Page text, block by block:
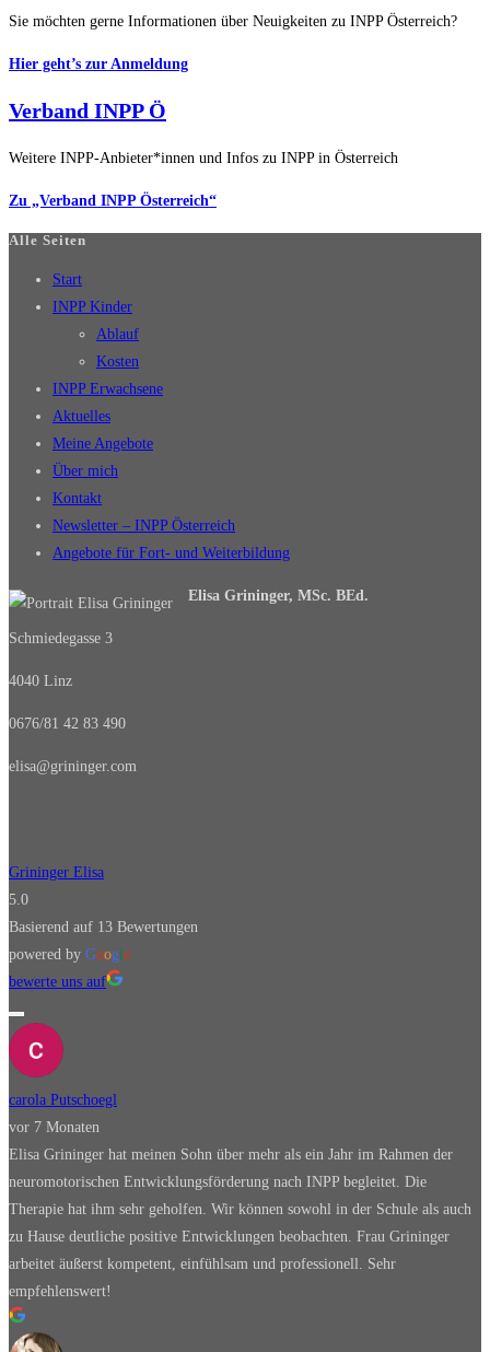
Sie möchten gerne Informationen über Neuigkeiten zu INPP Österreich?
Hier geht’s zur Anmeldung
Verband INPP Ö
Weitere INPP-Anbieter*innen und Infos zu INPP in Österreich
Zu „Verband INPP Österreich“
Alle Seiten
Start
INPP Kinder
Ablauf
Kosten
INPP Erwachsene
Aktuelles
Meine Angebote
Über mich
Kontakt
Newsletter – INPP Österreich
Angebote für Fort- und Weiterbildung
Elisa Grininger, MSc. BEd.
Schmiedegasse 3
4040 Linz
0676/81 42 83 490
elisa@grininger.com
Grininger Elisa
5.0
Basierend auf 13 Bewertungen
powered by Goog e
bewerte uns auf
carola Putschoegl
vor 7 Monaten
Elisa Grininger hat meinen Sohn über mehr als ein Jahr im Rahmen der
neuromotorischen Entwicklungsförderung nach INPP begleitet. Die
Therapie hat ihm sehr geholfen. Wir können sowohl in der Schule als auch
zu Hause deutliche positive Entwicklungen beobachten. Frau Grininger
arbeitet äußerst kompetent, einfühlsam und professionell. Sehr
empfehlenswert!